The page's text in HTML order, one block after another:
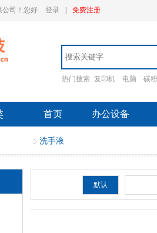
公司！您好 登录 免费注册
热门搜索 复印机 电脑 碳粉
首页 办公设备
洗手液
默认